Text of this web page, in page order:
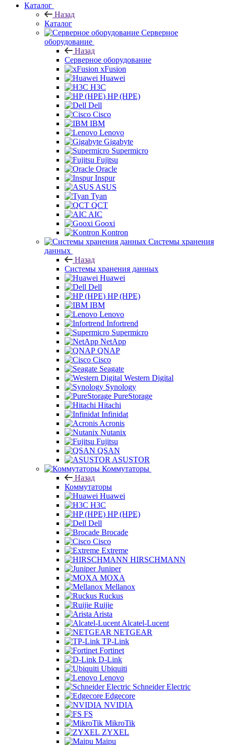
Каталог
Назад
Каталог
Серверное
оборудование
Назад
Серверное оборудование
xFusion
Huawei
H3C
HP (HPE)
Dell
Cisco
IBM
Lenovo
Gigabyte
Supermicro
Fujitsu
Oracle
Inspur
ASUS
Tyan
QCT
AIC
Gooxi
Kontron
Системы хранения
данных
Назад
Системы хранения данных
Huawei
Dell
HP (HPE)
IBM
Lenovo
Infortrend
Supermicro
NetApp
QNAP
Cisco
Seagate
Western Digital
Synology
PureStorage
Hitachi
Infinidat
Acronis
Nutanix
Fujitsu
QSAN
ASUSTOR
Коммутаторы
Назад
Коммутаторы
Huawei
H3C
HP (HPE)
Dell
Brocade
Cisco
Extreme
HIRSCHMANN
Juniper
MOXA
Mellanox
Ruckus
Ruijie
Arista
Alcatel-Lucent
NETGEAR
TP-Link
Fortinet
D-Link
Ubiquiti
Lenovo
Schneider Electric
Edgecore
NVIDIA
FS
MikroTik
ZYXEL
Maipu